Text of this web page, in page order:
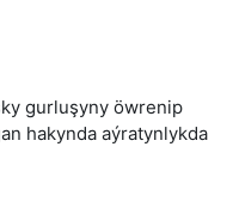
gurluşyny öwrenip
hakynda aýratynlykda